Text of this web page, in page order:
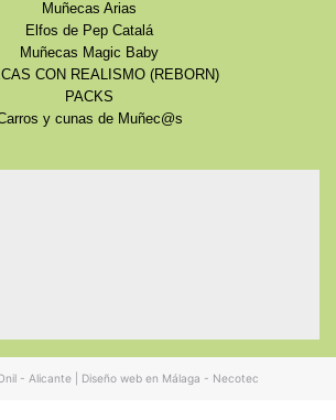
Muñecas Arias
Elfos de Pep Catalá
Muñecas Magic Baby
CON REALISMO (REBORN)
PACKS
y cunas de Muñec@s
- Alicante Diseño web en Málaga - Necotec